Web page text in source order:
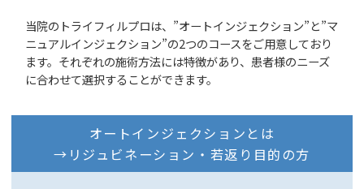
当院のトライフィルプロは、”オートインジェクション”と”マ
ニュアルインジェクション”の2つのコースをご用意しており
ます。それぞれの施術方法には特徴があり、患者様のニーズ
に合わせて選択することができます。
オートインジェクションとは
→リジュビネーション・若返り目的の方